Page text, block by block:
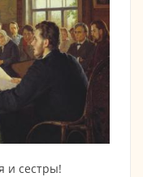
и сестры!